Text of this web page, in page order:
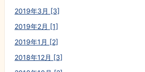
2019年3月 [3]
2019年2月 [1]
2019年1月 [2]
2018年12月 [3]